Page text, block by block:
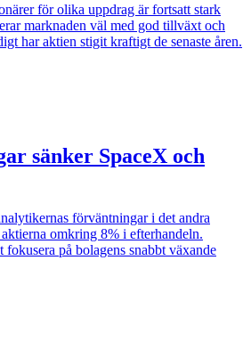
för olika uppdrag är fortsatt stark
marknaden väl med god tillväxt och
har aktien stigit kraftigt de senaste åren.
sänker SpaceX och
förväntningar i det andra
omkring 8% i efterhandeln.
fokusera på bolagens snabbt växande